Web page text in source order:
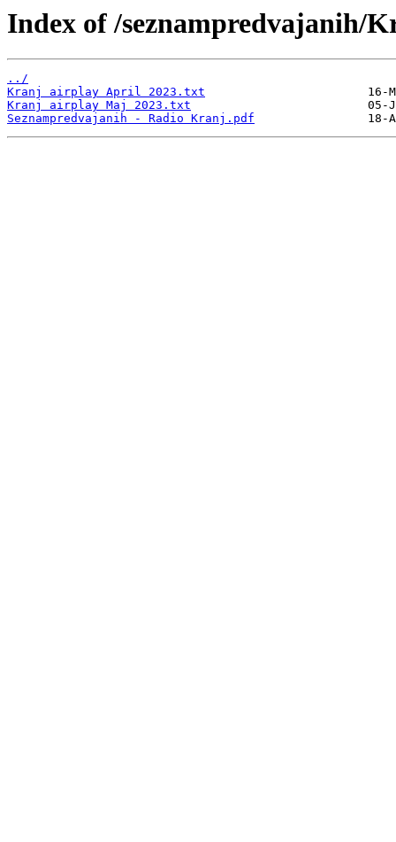
Index of /seznampredvajanih/
../
Kranj airplay April 2023.txt
Kranj airplay Maj 2023.txt
Seznampredvajanih - Radio Kranj.pdf